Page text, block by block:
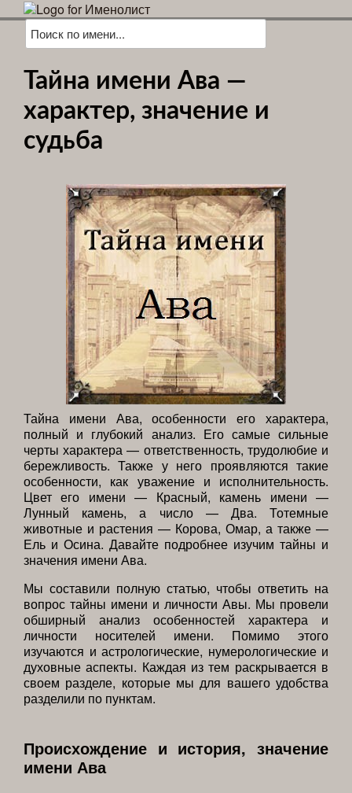
Тайна имени Ава —
характер, значение и
судьба
Тайна имени Ава, особенности его характера,
полный и глубокий анализ. Его самые сильные
черты характера — ответственность, трудолюбие и
бережливость. Также у него проявляются такие
особенности, как уважение и исполнительность.
Цвет его имени — Красный, камень имени —
Лунный камень, а число — Два. Тотемные
животные и растения — Корова, Омар, а также —
Ель и Осина. Давайте подробнее изучим тайны и
значения имени Ава.
Мы составили полную статью, чтобы ответить на
вопрос тайны имени и личности Авы. Мы провели
обширный анализ особенностей характера и
личности носителей имени. Помимо этого
изучаются и астрологические, нумерологические и
духовные аспекты. Каждая из тем раскрывается в
своем разделе, которые мы для вашего удобства
разделили по пунктам.
Происхождение и история, значение
имени Ава